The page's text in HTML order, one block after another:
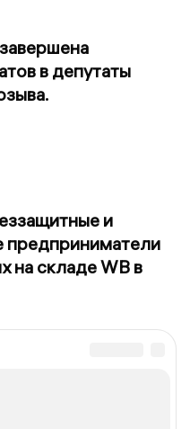
в депутаты
и
предприниматели
на складе WB в